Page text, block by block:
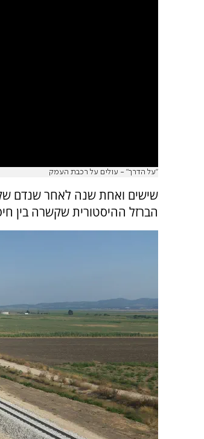
"על הדרך" - עולים על רכבת העמק
שישים ואחת שנה לאחר שנדם
הברזל ההיסטורית שקשרה בין